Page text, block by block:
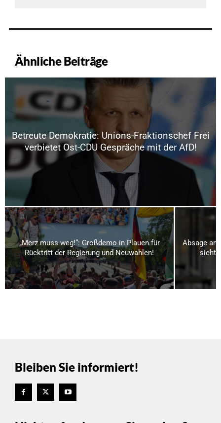
Ähnliche Beiträge
Betreute Demokratie: Unions-Fraktionschef Frei
verbietet Ost-CDU Gespräche mit der AfD!
„Merz muss weg!“: Großdemo in Plauen für
Rücktritt der Regierung und Neuwahlen!
Absage an
sieht
Bleiben Sie informiert!